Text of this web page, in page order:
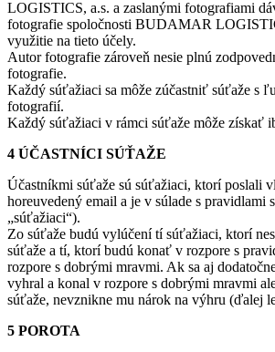
LOGISTICS, a.s. a zaslanými fotografiami
fotografie spoločnosti BUDAMAR
využitie na tieto účely.
Autor fotografie zároveň nesie plnú
fotografie.
Každý súťažiaci sa môže zúčastniť súťaže s
fotografií.
Každý súťažiaci v rámci súťaže môže získať
4 ÚČASTNÍCI SÚŤAŽE
Účastníkmi súťaže sú súťažiaci, ktorí poslali
horeuvedený email a je v súlade s pravidlami
„súťažiaci“).
Zo súťaže budú vylúčení tí súťažiaci, ktorí
súťaže a tí, ktorí budú konať v rozpore s
rozpore s dobrými mravmi. Ak sa aj
vyhral a konal v rozpore s dobrými mravmi
súťaže, nevznikne mu nárok na výhru (ďalej
5 POROTA